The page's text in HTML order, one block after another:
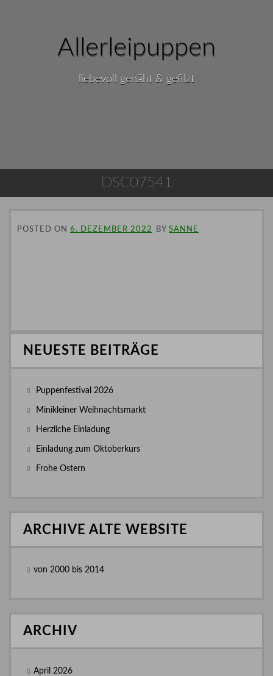
Allerleipuppen
liebevoll genäht & gefilzt
DSC07541
POSTED ON 6. DEZEMBER 2022 BY SANNE
NEUESTE BEITRÄGE
Puppenfestival 2026
Minikleiner Weihnachtsmarkt
Herzliche Einladung
Einladung zum Oktoberkurs
Frohe Ostern
ARCHIVE ALTE WEBSITE
von 2000 bis 2014
ARCHIV
April 2026